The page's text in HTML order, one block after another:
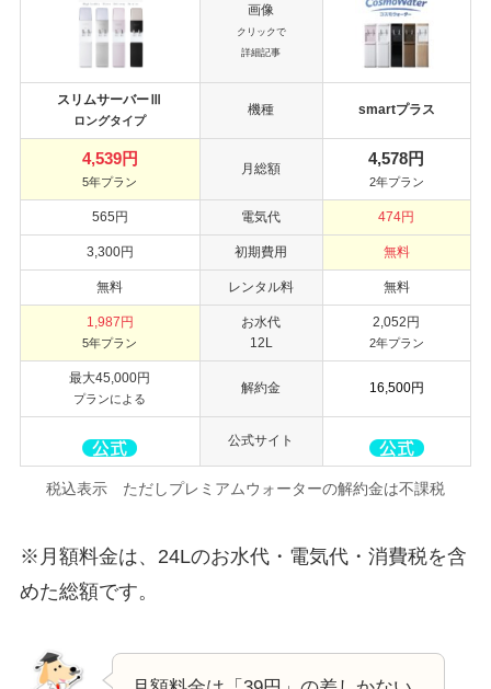
画像
クリックで
詳細記事
スリムサーバーⅢ
ロングタイプ
機種 smartプラス
4,539円
5年プラン
月総額
4,578円
2年プラン
565円 電気代 474円
3,300円 初期費用 無料
無料 レンタル料 無料
1,987円
5年プラン
お水代
12L
2,052円
2年プラン
最大45,000円
プランによ る
解約金 16,500円
公式サイト
税込表示 ただしプレミアムウォーターの解約金は不課税
※月額料金は、24Lのお水代・電気代・消費税を含
めた総額です。